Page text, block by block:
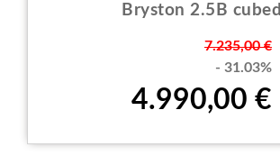
Bryston 2.5B cubed
7.235,00 €
- 31.03%
4.990,00 €